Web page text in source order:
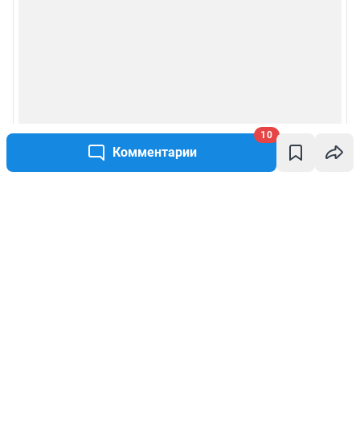
Комментарии
10